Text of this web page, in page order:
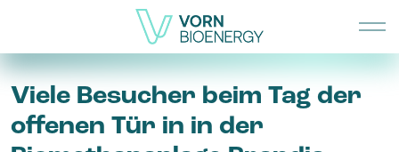
Viele Besucher beim Tag der
offenen Tür in in der